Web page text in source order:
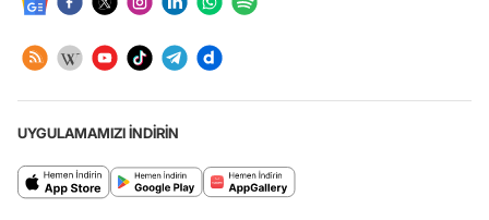
UYGULAMAMIZI İNDİRİN